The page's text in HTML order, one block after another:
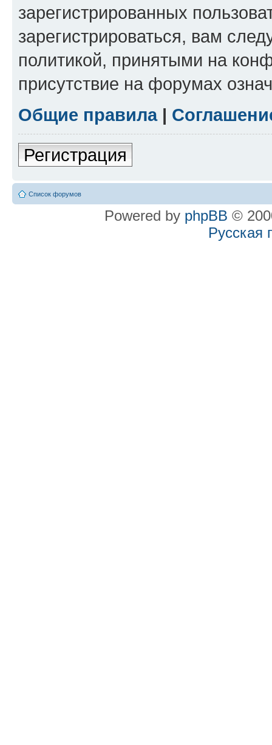
зарегистрированных
зарегистрироваться, вам
политикой, принятыми на
присутствие на форумах
Общие правила|
Регистрация
Список форумов
Powered by phpBB ©
Русская